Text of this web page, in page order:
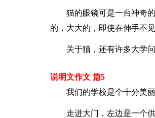
猫的眼镜可是一台神奇
的，大大的，即使在伸手不
关于猫，还有许多大学
说明文作文 篇5
我们的学校是个十分美丽
走进大门，左边是一个